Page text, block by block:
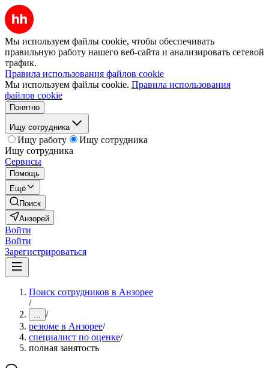
Мы используем файлы cookie, чтобы обеспечивать
правильную работу нашего веб-сайта и анализировать сетевой
трафик.
Правила использования файлов cookie
Мы используем файлы cookie. Правила использования
файлов cookie
Понятно
Ищу сотрудника
Ищу работу
Ищу сотрудника
Ищу сотрудника
Сервисы
Помощь
Ещё
Поиск
Анзорей
Войти
Войти
Зарегистрироваться
Поиск сотрудников в Анзорее
/
... /
резюме в Анзорее/
специалист по оценке/
полная занятость